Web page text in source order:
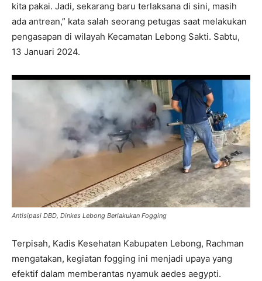
kita pakai. Jadi, sekarang baru terlaksana di sini, masih
ada antrean,” kata salah seorang petugas saat melakukan
pengasapan di wilayah Kecamatan Lebong Sakti. Sabtu,
13 Januari 2024.
Antisipasi DBD, Dinkes Lebong Berlakukan Fogging
Terpisah, Kadis Kesehatan Kabupaten Lebong, Rachman
mengatakan, kegiatan fogging ini menjadi upaya yang
efektif dalam memberantas nyamuk aedes aegypti.